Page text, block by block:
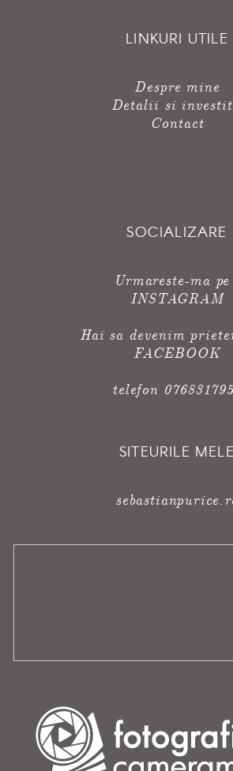
LINKURI UTILE
Despre mine
Detalii si
Contact
SOCIALIZARE
Urmareste-ma
INSTAGRAM
Hai sa devenim
FACEBOOK
telefon
SITEURILE MELE